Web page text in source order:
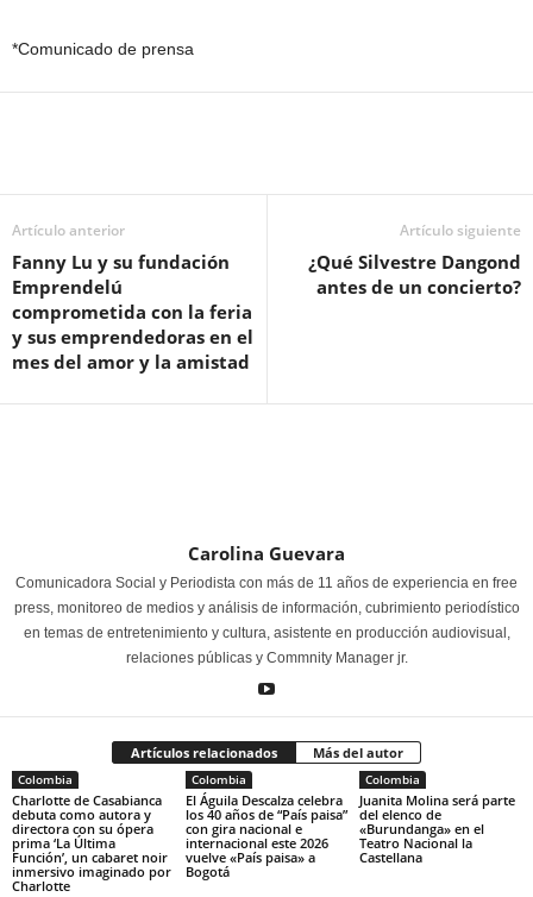
*Comunicado de prensa
Artículo anterior
Fanny Lu y su fundación
Emprendelú
comprometida con la feria
y sus emprendedoras en el
mes del amor y la amistad
Artículo siguiente
¿Qué Silvestre Dangond
antes de un concierto?
Carolina Guevara
Comunicadora Social y Periodista con más de 11 años de experiencia en free
press, monitoreo de medios y análisis de información, cubrimiento periodístico
en temas de entretenimiento y cultura, asistente en producción audiovisual,
relaciones públicas y Commnity Manager jr.
Artículos relacionados Más del autor
Colombia
Charlotte de Casabianca
debuta como autora y
directora con su ópera
prima ‘La Última
Función’, un cabaret noir
inmersivo imaginado por
Charlotte
Colombia
El Águila Descalza celebra
los 40 años de “País paisa”
con gira nacional e
internacional este 2026
vuelve «País paisa» a
Bogotá
Colombia
Juanita Molina será parte
del elenco de
«Burundanga» en el
Teatro Nacional la
Castellana